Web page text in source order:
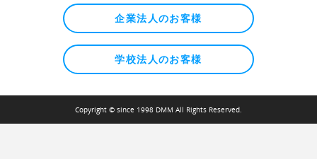
企業法人のお客様
学校法人のお客様
Copyright © since 1998 DMM All Rights Reserved.